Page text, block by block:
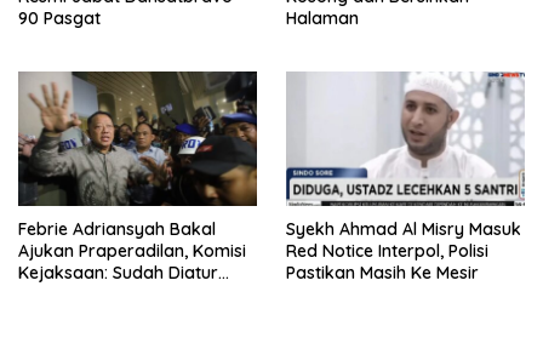
90 Pasgat
Halaman
Febrie Adriansyah Bakal
Ajukan Praperadilan, Komisi
Kejaksaan: Sudah Diatur
Syekh Ahmad Al Misry Masuk
Red Notice Interpol, Polisi
Pastikan Masih Ke Mesir